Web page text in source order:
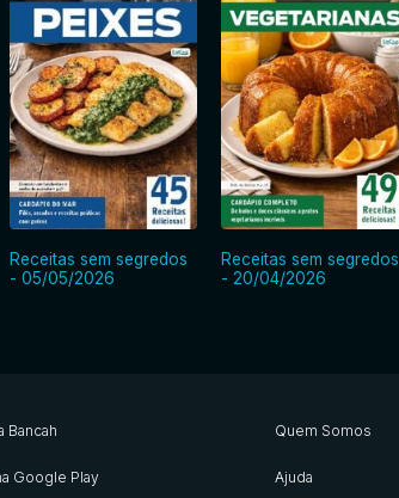
Receitas sem segredos
- 05/05/2026
Receitas sem segredos
- 20/04/2026
Bancah
Google Play
Quem Somos
Ajuda